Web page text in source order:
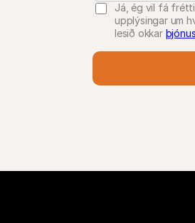
Já, ég vil fá
upplýsingar um
lesið okkar